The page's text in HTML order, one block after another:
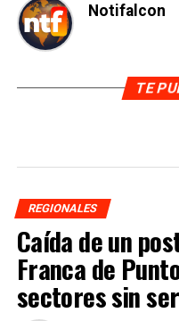
Notifalcon
TE
REGIONALES
Caída de un
Franca de
sectores sin